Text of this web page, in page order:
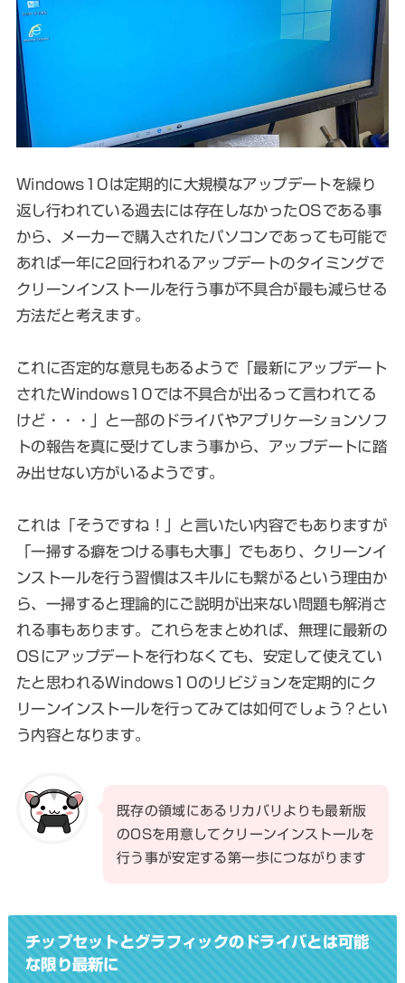
Windows10は定期的に大規模なアップデートを繰り
返し行われている過去には存在しなかったOSである事
から、メーカーで購入されたパソコンであっても可能で
あれば一年に2回行われるアップデートのタイミングで
クリーンインストールを行う事が不具合が最も減らせる
方法だと考えます。
これに否定的な意見もあるようで「最新にアップデート
されたWindows10では不具合が出るって言われてる
けど・・・」と一部のドライバやアプリケーションソフ
トの報告を真に受けてしまう事から、アップデートに踏
み出せない方がいるようです。
これは「そうですね！」と言いたい内容でもありますが
「一掃する癖をつける事も大事」でもあり、クリーンイ
ンストールを行う習慣はスキルにも繋がるという理由か
ら、一掃すると理論的にご説明が出来ない問題も解消さ
れる事もあります。これらをまとめれば、無理に最新の
OSにアップデートを行わなくても、安定して使えてい
たと思われるWindows10のリビジョンを定期的にク
リーンインストールを行ってみては如何でしょう？とい
う内容となります。
既存の領域にあるリカバリよりも最新版
のOSを用意してクリーンインストールを
行う事が安定する第一歩につながります
チップセットとグラフィックのドライバとは可能
な限り最新に